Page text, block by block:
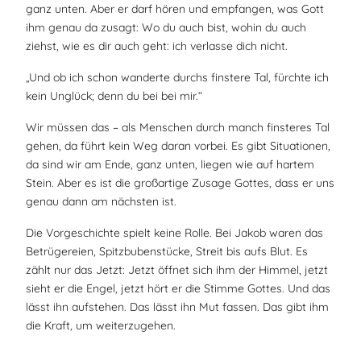
ganz unten. Aber er darf hören und empfangen, was Gott
ihm genau da zusagt: Wo du auch bist, wohin du auch
ziehst, wie es dir auch geht: ich verlasse dich nicht.
„Und ob ich schon wanderte durchs finstere Tal, fürchte ich
kein Unglück; denn du bei bei mir.“
Wir müssen das – als Menschen durch manch finsteres Tal
gehen, da führt kein Weg daran vorbei. Es gibt Situationen,
da sind wir am Ende, ganz unten, liegen wie auf hartem
Stein. Aber es ist die großartige Zusage Gottes, dass er uns
genau dann am nächsten ist.
Die Vorgeschichte spielt keine Rolle. Bei Jakob waren das
Betrügereien, Spitzbubenstücke, Streit bis aufs Blut. Es
zählt nur das Jetzt: Jetzt öffnet sich ihm der Himmel, jetzt
sieht er die Engel, jetzt hört er die Stimme Gottes. Und das
lässt ihn aufstehen. Das lässt ihn Mut fassen. Das gibt ihm
die Kraft, um weiterzugehen.